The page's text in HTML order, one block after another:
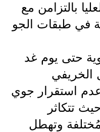
الاعدادية
وزارية
المرحلة الابتدائية
المتوسطة
المرحلة الاعدادية
مرشحات
بالتزامن مع
في طبقات الجو
حتى يوم غد
الخريفي
عدم استقرار جوي
تتكاثر
وتهطل